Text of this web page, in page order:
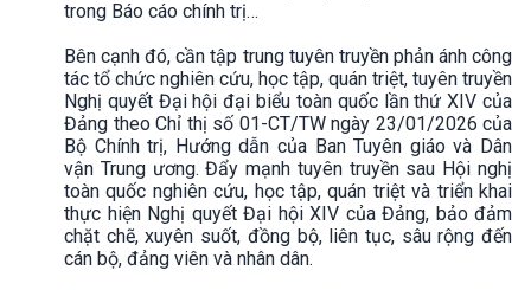
trong Báo cáo chính trị…
Bên cạnh đó, cần tập trung tuyên truyền phản ánh công
tác tổ chức nghiên cứu, học tập, quán triệt, tuyên truyền
Nghị quyết Đại hội đại biểu toàn quốc lần thứ XIV của
Đảng theo Chỉ thị số 01-CT/TW ngày 23/01/2026 của
Bộ Chính trị, Hướng dẫn của Ban Tuyên giáo và Dân
vận Trung ương. Đẩy mạnh tuyên truyền sau Hội nghị
toàn quốc nghiên cứu, học tập, quán triệt và triển khai
thực hiện Nghị quyết Đại hội XIV của Đảng, bảo đảm
chặt chẽ, xuyên suốt, đồng bộ, liên tục, sâu rộng đến
cán bộ, đảng viên và nhân dân.